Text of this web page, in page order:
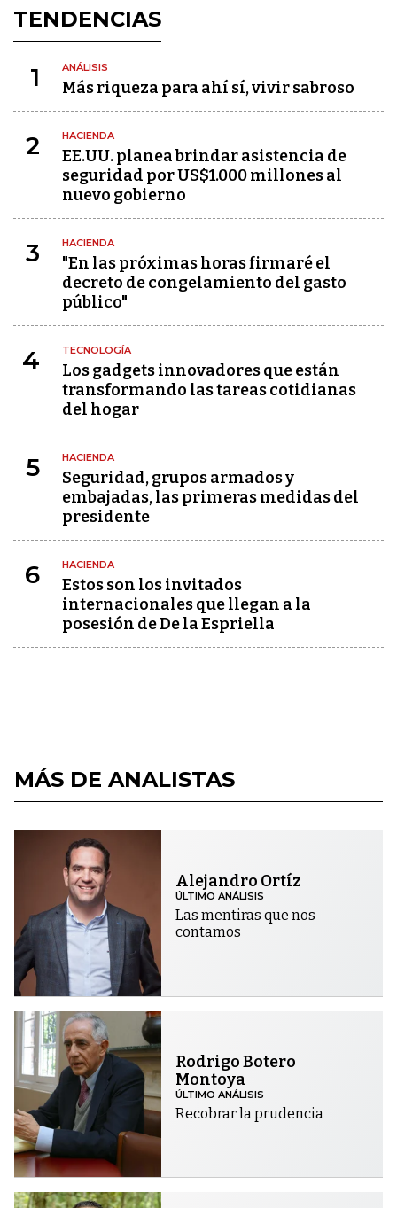
TENDENCIAS
1 ANÁLISIS
Más riqueza para ahí sí, vivir sabroso
2 HACIENDA
EE.UU. planea brindar asistencia de
seguridad por US$1.000 millones al
nuevo gobierno
3 HACIENDA
"En las próximas horas firmaré el
decreto de congelamiento del gasto
público"
4 TECNOLOGÍA
Los gadgets innovadores que están
transformando las tareas cotidianas
del hogar
5 HACIENDA
Seguridad, grupos armados y
embajadas, las primeras medidas del
presidente
6 HACIENDA
Estos son los invitados
internacionales que llegan a la
posesión de De la Espriella
MÁS DE ANALISTAS
Alejandro Ortíz
ÚLTIMO ANÁLISIS
Las mentiras que nos
contamos
Rodrigo Botero
Montoya
ÚLTIMO ANÁLISIS
Recobrar la prudencia